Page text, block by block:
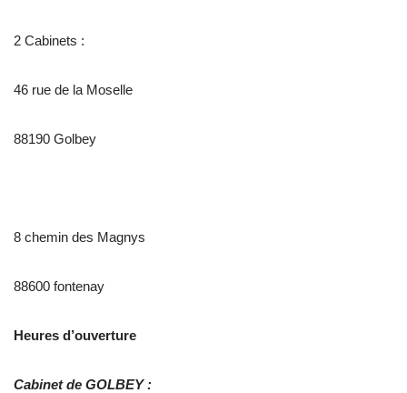
2 Cabinets :
46 rue de la Moselle
88190 Golbey
8 chemin des Magnys
88600 fontenay
Heures d’ouverture
Cabinet de GOLBEY :